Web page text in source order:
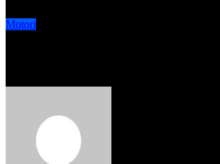
Motori